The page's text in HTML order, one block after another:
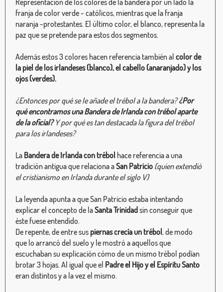
Representación de los colores de la bandera por un lado la
franja de color verde - católicos, mientras que la franja
naranja -protestantes. El último color, el blanco, representa la
paz que se pretende para estos dos segmentos.
Además estos 3 colores hacen referencia también al color de
la piel de los irlandeses (blanco), el cabello (anaranjado) y los
ojos (verdes).
¿Entonces por qué se le añade el trébol a la bandera?¿Por
qué encontramos una Bandera de Irlanda con trébol aparte
de la oficial?Y por qué es tan destacada la figura del trébol
para los irlandeses?
La Bandera de Irlanda con trébol hace referencia a una
tradición antigua que relaciona aSan Patricio (quien extendió
el cristianismo en Irlanda durante el siglo V)
La leyenda apunta a que San Patricio estaba intentando
explicar el concepto de laSanta Trinidadsin conseguir que
éste fuese entendido.
De repente, de entre sus piernas crecía un trébol, de modo
que lo arrancó del suelo y le mostró a aquellos que
escuchaban su explicación cómo de un mismo trébol podían
brotar 3 hojas. Al igual que el Padre el Hijo y el Espíritu Santo
eran distintos y a la vez el mismo.